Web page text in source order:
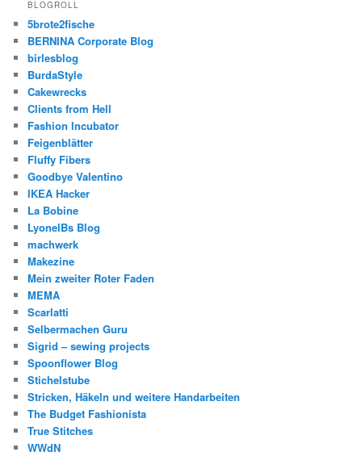
BLOGROLL
5brote2fische
BERNINA Corporate Blog
birlesblog
BurdaStyle
Cakewrecks
Clients from Hell
Fashion Incubator
Feigenblätter
Fluffy Fibers
Goodbye Valentino
IKEA Hacker
La Bobine
LyonelBs Blog
machwerk
Makezine
Mein zweiter Roter Faden
MEMA
Scarlatti
Selbermachen Guru
Sigrid – sewing projects
Spoonflower Blog
Stichelstube
Stricken, Häkeln und weitere Handarbeiten
The Budget Fashionista
True Stitches
WWdN